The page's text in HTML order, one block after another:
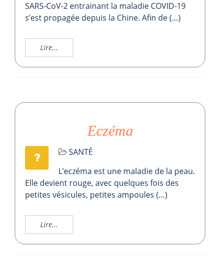
SARS-CoV-2 entrainant la maladie COVID-19
s’est propagée depuis la Chine. Afin de (…)
Lire...
Eczéma
SANTÉ
L’eczéma est une maladie de la peau.
Elle devient rouge, avec quelques fois des
petites vésicules, petites ampoules (…)
Lire...